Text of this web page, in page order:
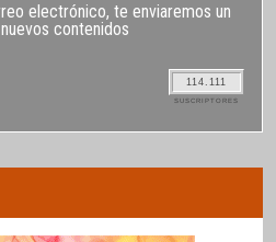
electrónico, te enviaremos un
contenidos
114.111
SUSCRIPTORES